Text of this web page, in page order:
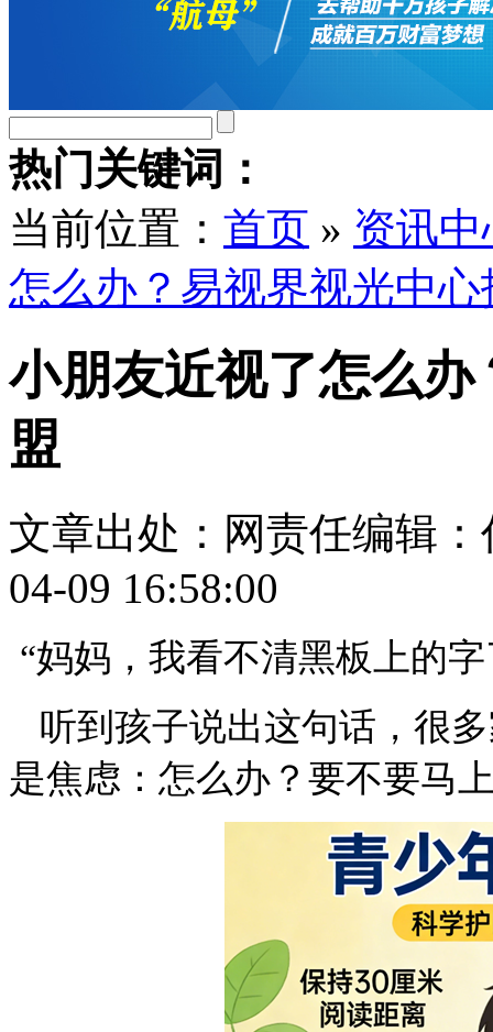
热门关键词：
当前位置： 首页 » 资讯中
怎么办？易视界视光中
小朋友近视了怎么
盟
文章出处： 网责任编辑：
04-09 16:58:00
“妈妈，我看不清黑板上的字
听到孩子说出这句话，很
是焦虑：怎么办？要不要马